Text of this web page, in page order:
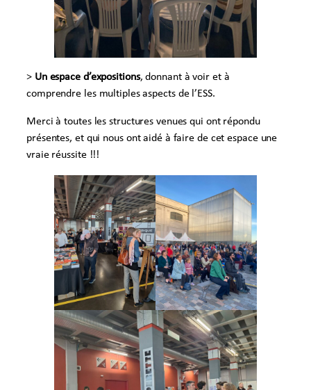
> Un espace d’expositions, donnant à voir et à
comprendre les multiples aspects de l’ESS.
Merci à toutes les structures venues qui ont répondu
présentes, et qui nous ont aidé à faire de cet espace une
vraie réussite !!!